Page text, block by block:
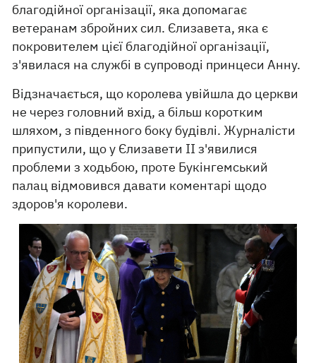
благодійної організації, яка допомагає
ветеранам збройних сил. Єлизавета, яка є
покровителем цієї благодійної організації,
з'явилася на службі в супроводі принцеси Анну.
Відзначається, що королева увійшла до церкви
не через головний вхід, а більш коротким
шляхом, з південного боку будівлі. Журналісти
припустили, що у Єлизавети II з'явилися
проблеми з ходьбою, проте Букінгемський
палац відмовився давати коментарі щодо
здоров'я королеви.